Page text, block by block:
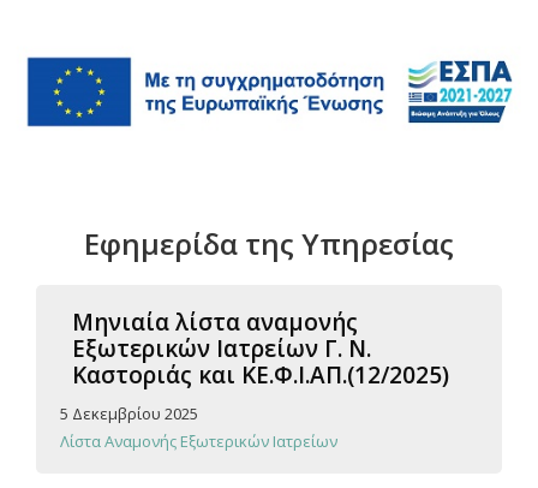
Εφημερίδα της Υπηρεσίας
Μηνιαία λίστα αναμονής
Εξωτερικών Ιατρείων Γ. Ν.
Καστοριάς και ΚΕ.Φ.Ι.ΑΠ.(12/2025)
5 Δεκεμβρίου 2025
Λίστα Αναμονής Εξωτερικών Ιατρείων